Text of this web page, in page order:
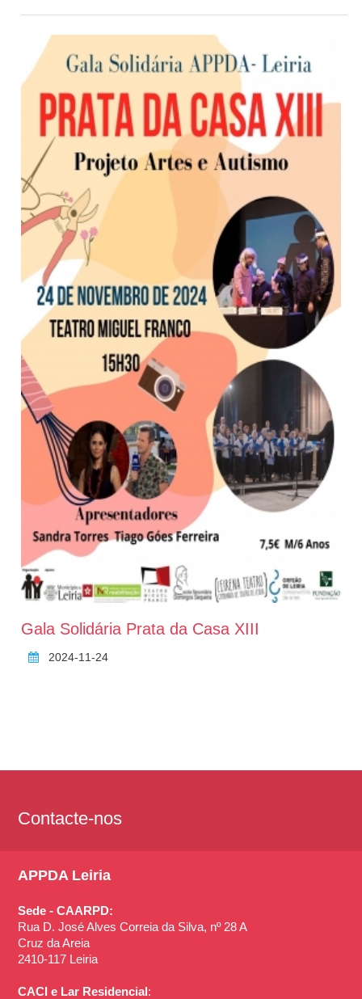
Gala Solidária Prata da Casa XIII
2024-11-24
Contacte-nos
APPDA Leiria
Sede - CAARPD:
Rua D. José Alves Correia da Silva, nº 28 A
Cruz da Areia
2410-117 Leiria
CACI e Lar Residencial: